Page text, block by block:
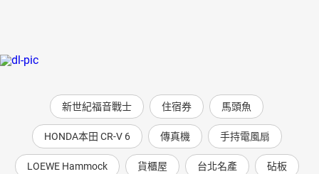
新世紀福音戰士 住宿券 馬頭魚
HONDA本田 CR-V 6 傳真機 手持電風扇
LOEWE Hammock 貨櫃屋 台北名產 砧板